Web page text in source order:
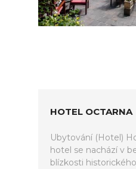
HOTEL OCTARNA
Ubytování (Hotel)
hotel se nachází v
blízkosti